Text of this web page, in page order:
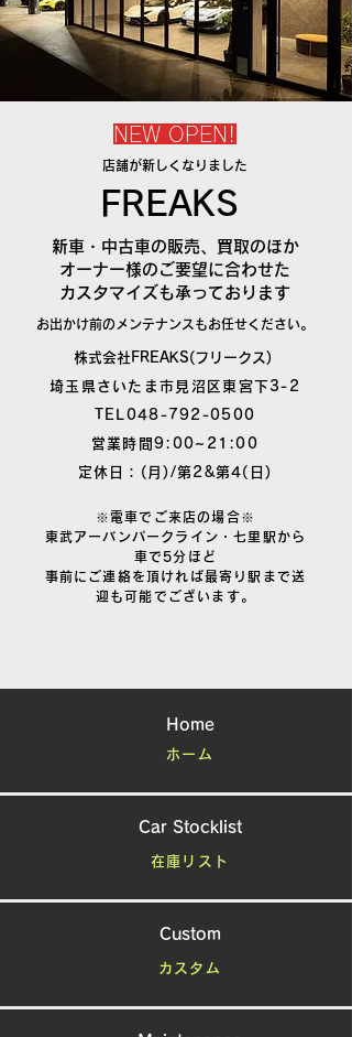
NEW OPEN!
店舗が新しくなりました
FREAKS
新車・中古車の販売、買取のほか
オーナー様のご要望に合わせた
​カスタマイズも承っております
お出かけ前のメンテナンスもお任せください。
株式会社FREAKS(フリークス)
埼玉県さいたま市見沼区東宮下3-2
TEL048-792-0500
営業時間9:00~21:00
定休日：(月)/第2&第4(日)
※電車でご来店の場合※
東武アーバンパークライン・七里駅から
車で5分ほど
事前にご連絡を頂ければ最寄り駅まで送
迎も可能でございます。
Home
ホーム
Car Stocklist
在庫リスト
Custom
カスタム